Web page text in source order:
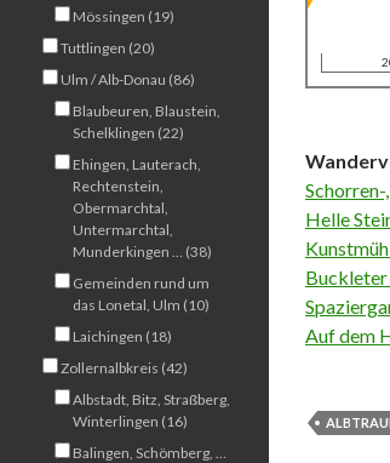
Helle
Auf dem
Mössingen (19)
Tuttlingen (20)
Ulm / Alb-Donau (86)
Blaubeuren, Blaustein,
Schelklingen (22)
Ehingen, Lauterach,
Rechtenstein,
Obermarchtal,
Untermarchtal,
Munderkingen … (38)
Gemeinden rund um
das Lonetal, Ulm (10)
Laichingen (18)
Zollernalbkreis (42)
Albstadt, Bitz, Straßberg,
Winterlingen (16)
Balingen, Schömberg, …